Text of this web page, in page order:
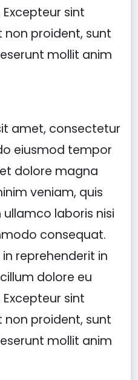
sint
proident, sunt
mollit anim
amet, consectetur
eiusmod tempor
dolore magna
veniam, quis
laboris nisi
consequat.
reprehenderit in
dolore eu
sint
proident, sunt
mollit anim